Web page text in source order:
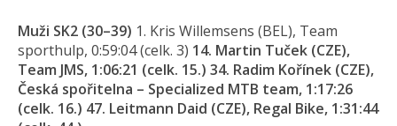
Muži SK2 (30–39) 1. Kris Willemsens (BEL), Team
sporthulp, 0:59:04 (celk. 3) 14. Martin Tuček (CZE),
Team JMS, 1:06:21 (celk. 15.) 34. Radim Kořínek (CZE),
Česká spořitelna – Specialized MTB team, 1:17:26
(celk. 16.) 47. Leitmann Daid (CZE), Regal Bike, 1:31:44